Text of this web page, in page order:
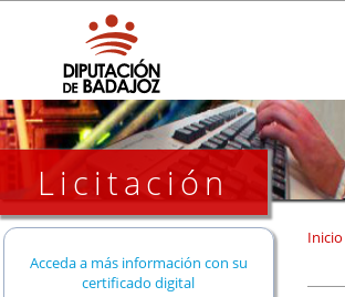
Licitación
Acceda a más información con su
certificado digital
Inicio